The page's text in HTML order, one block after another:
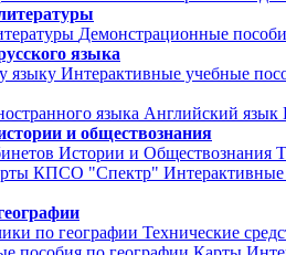
Демонстрационные
языка
языку Интерактивные учебные
языка Английский язык
и обществознания
Истории и Обществознания
КПСО "Спектр"
по географии Технические